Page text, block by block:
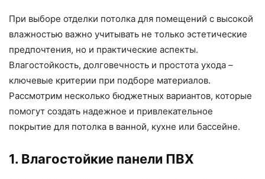
При выборе отделки потолка для помещений с высокой
влажностью важно учитывать не только эстетические
предпочтения, но и практические аспекты.
Влагостойкость, долговечность и простота ухода –
ключевые критерии при подборе материалов.
Рассмотрим несколько бюджетных вариантов, которые
помогут создать надежное и привлекательное
покрытие для потолка в ванной, кухне или бассейне.
1. Влагостойкие панели ПВХ